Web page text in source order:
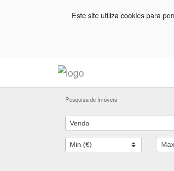
Este site utiliza cookies para
Pesquisa de Imóveis